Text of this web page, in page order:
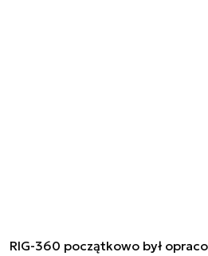
RIG-360 początkowo był